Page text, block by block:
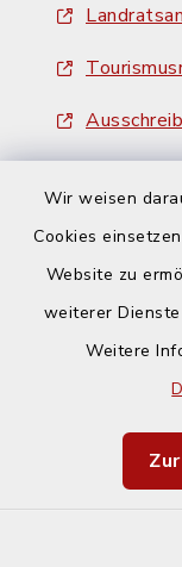
Wir weisen
Cookies
Website zu
weiterer
Weitere